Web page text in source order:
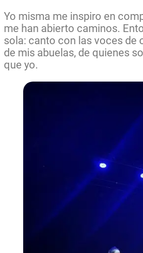
Yo misma me inspiro en
me han abierto caminos.
sola: canto con las voces de
de mis abuelas, de quienes
que yo.